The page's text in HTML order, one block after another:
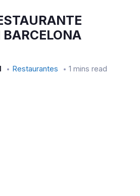
Restaurantes 1 mins read